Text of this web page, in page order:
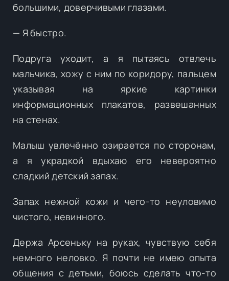
большими, доверчивыми глазами.
— Я быстро.
Подруга уходит, а я пытаясь отвлечь
мальчика, хожу с ним по коридору, пальцем
указывая на яркие картинки
информационных плакатов, развешанных
на стенах.
Малыш увлечённо озирается по сторонам,
а я украдкой вдыхаю его невероятно
сладкий детский запах.
Запах нежной кожи и чего-то неуловимо
чистого, невинного.
Держа Арсеньку на руках, чувствую себя
немного неловко. Я почти не имею опыта
общения с детьми, боюсь сделать что-то